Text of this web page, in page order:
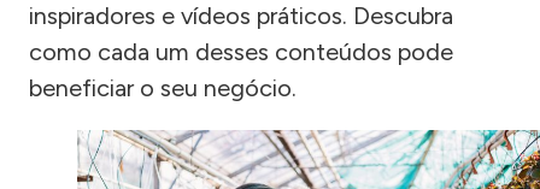
inspiradores e vídeos práticos. Descubra
como cada um desses conteúdos pode
beneficiar o seu negócio.